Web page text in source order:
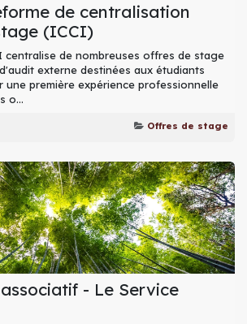
de centralisation
(ICCI)
centralise de nombreuses offres de stage
externe destinées aux étudiants
une première expérience professionnelle
o...
Offres de stage
- Le Service